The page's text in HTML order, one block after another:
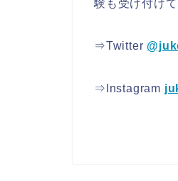
験も受け付けて
⇒Twitter
⇒Instagram